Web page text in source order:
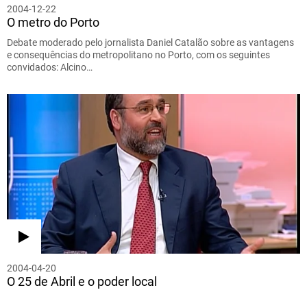
2004-12-22
O metro do Porto
Debate moderado pelo jornalista Daniel Catalão sobre as vantagens
e consequências do metropolitano no Porto, com os seguintes
convidados: Alcino…
2004-04-20
O 25 de Abril e o poder local